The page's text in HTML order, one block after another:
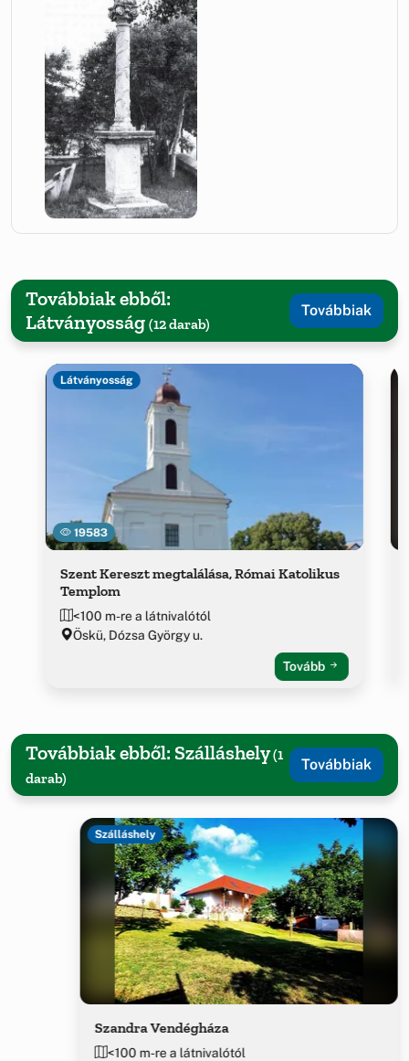
Továbbiak ebből:
Látványosság (12 darab)
Továbbiak
19583
Látványosság
Szent Kereszt megtalálása, Római Katolikus
Templom
<100 m-re a látnivalótól
Öskü, Dózsa György u.
Tovább
Továbbiak ebből: Szálláshely(1
darab)
Továbbiak
Szálláshely
Szandra Vendégháza
<100 m-re a látnivalótól